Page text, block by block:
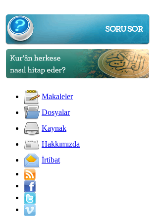
Makaleler
Dosyalar
Kaynak
Hakkımızda
İrtibat